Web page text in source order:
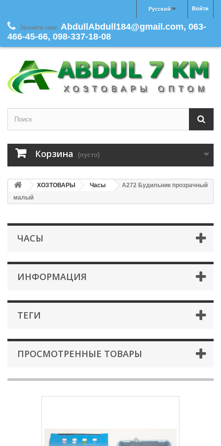
Войти
Русский
Звоните нам: AbdullAbdull184@gmail.com, 063-
466-45-66, 098-337-18-08
Корзина (пусто)
ХОЗТОВАРЫ Часы
A272 Будильник прозрачный
малый
ЧАСЫ
ИНФОРМАЦИЯ
ТЕГИ
ПРОСМОТРЕННЫЕ ТОВАРЫ